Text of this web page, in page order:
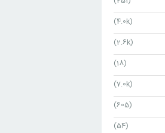
(4.0k)
(2.6k)
(18)
(7.0k)
(605)
(54)